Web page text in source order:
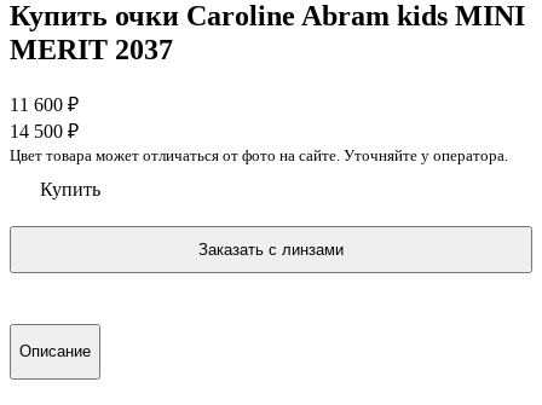
Купить очки Caroline Abram kids MINI
MERIT 2037
11 600 ₽
14 500 ₽
Цвет товара может отличаться от фото на сайте. Уточняйте у оператора.
Купить
Описание